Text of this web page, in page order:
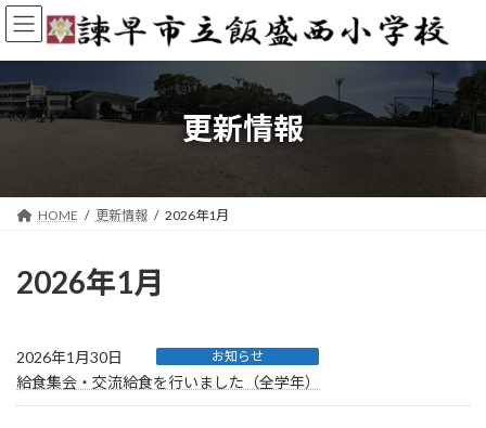
コ
ン
ツ
へ
ナ
ビ
シ
ョ
更新情報
HOME 更新情報 2026年1月
2026年1月
2026年1月30日 お知らせ
給食集会・交流給食を行いました（全学年）